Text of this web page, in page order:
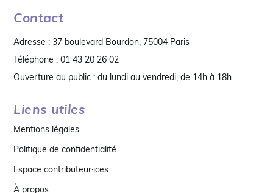
Contact
Adresse : 37 boulevard Bourdon, 75004 Paris
Téléphone : 01 43 20 26 02
Ouverture au public : du lundi au vendredi, de 14h à 18h
Liens utiles
Mentions légales
Politique de confidentialité
Espace contributeur·ices
À propos